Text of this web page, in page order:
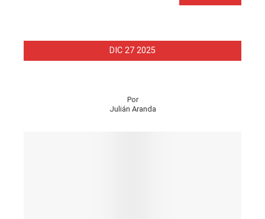
DIC 27 2025
Por
Julián Aranda